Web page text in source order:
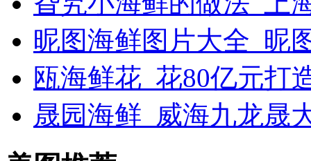
昵图海鲜图片大全_昵
瓯海鲜花_花80亿元打
晟园海鲜_威海九龙晟